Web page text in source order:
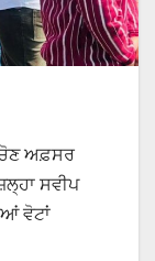
ਚੋਣ ਅਫ਼ਸਰ
ਸਵੀਪ
ਵੋਟਾਂ